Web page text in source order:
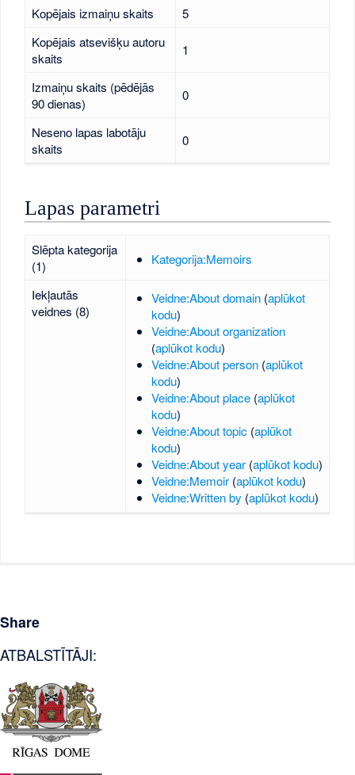
Kopējais izmaiņu skaits
5
Kopējais atsevišķu autoru
skaits
1
Izmaiņu skaits (pēdējās
90 dienas)
0
Neseno lapas labotāju
skaits
0
Lapas parametri
Slēpta kategorija
(1)
Kategorija:Memoirs
Iekļautās
veidnes (8)
Veidne:About domain (aplūkot
kodu)
Veidne:About organization
(aplūkot kodu)
Veidne:About person (aplūkot
kodu)
Veidne:About place (aplūkot
kodu)
Veidne:About topic (aplūkot
kodu)
Veidne:About year (aplūkot kodu)
Veidne:Memoir (aplūkot kodu)
Veidne:Written by (aplūkot kodu)
Share
ATBALSTĪTĀJI: